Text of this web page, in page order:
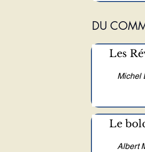
DU
Les
Michel
Le
Albert